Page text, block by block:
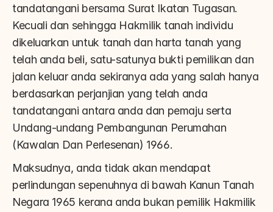
tandatangani bersama Surat Ikatan Tugasan.
Kecuali dan sehingga Hakmilik tanah individu
dikeluarkan untuk tanah dan harta tanah yang
telah anda beli, satu-satunya bukti pemilikan dan
jalan keluar anda sekiranya ada yang salah hanya
berdasarkan perjanjian yang telah anda
tandatangani antara anda dan pemaju serta
Undang-undang Pembangunan Perumahan
(Kawalan Dan Perlesenan) 1966.
Maksudnya, anda tidak akan mendapat
perlindungan sepenuhnya di bawah Kanun Tanah
Negara 1965 kerana anda bukan pemilik Hakmilik